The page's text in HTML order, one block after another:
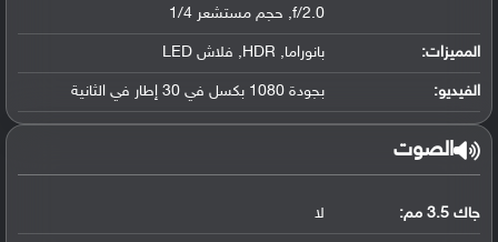
f/2.0, حجم مستشعر 1/4
المميزات: بانوراما, HDR, فلاش LED
الفيديو: بجودة 1080 بكسل في 30 إطار في الثانية
الصوت
جاك 3.5 مم: لا